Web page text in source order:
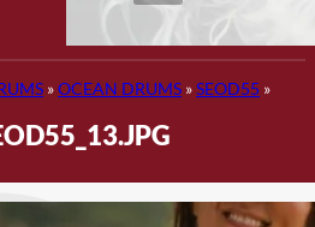
»OCEAN DRUMS »SEOD55 »